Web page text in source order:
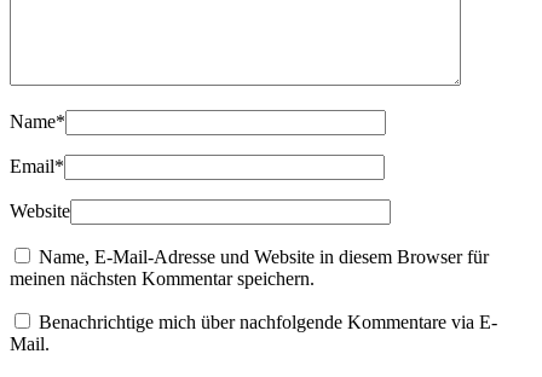
Name*
Email*
Website
Name, E-Mail-Adresse und Website in diesem Browser für
meinen nächsten Kommentar speichern.
Benachrichtige mich über nachfolgende Kommentare via E-
Mail.